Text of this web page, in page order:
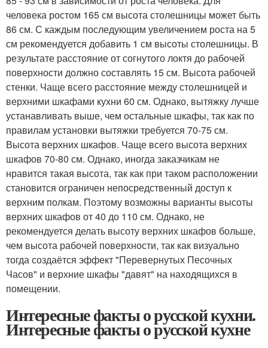
человека ростом 165 см высота столешницы может быть
86 см. С каждым последующим увеличением роста на 5
см рекомендуется добавить 1 см высоты столешницы. В
результате расстояние от согнутого локтя до рабочей
поверхности должно составлять 15 см. Высота рабочей
стенки. Чаще всего расстояние между столешницей и
верхними шкафами кухни 60 см. Однако, вытяжку лучше
устанавливать выше, чем остальные шкафы, так как по
правилам установки вытяжки требуется 70-75 см.
Высота верхних шкафов. Чаще всего высота верхних
шкафов 70-80 см. Однако, иногда заказчикам не
нравится такая высота, так как при таком расположении
становится ограничен непосредственный доступ к
верхним полкам. Поэтому возможны варианты высоты
верхних шкафов от 40 до 110 см. Однако, не
рекомендуется делать высоту верхних шкафов больше,
чем высота рабочей поверхности, так как визуально
тогда создаётся эффект "Перевернутых Песочных
Часов" и верхние шкафы "давят" на находящихся в
помещении.
Интересные факты о русской кухни.
Интересные факты о русской кухне